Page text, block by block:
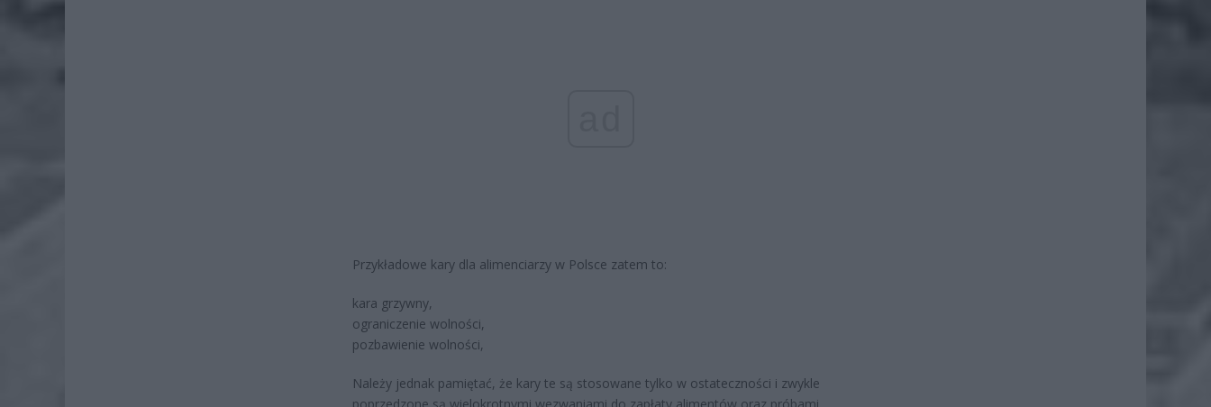
Przykładowe kary dla alimenciarzy w Polsce zatem to:
kara grzywny,
ograniczenie wolności,
pozbawienie wolności,
Należy jednak pamiętać, że kary te są stosowane tylko w ostateczności i zwykle